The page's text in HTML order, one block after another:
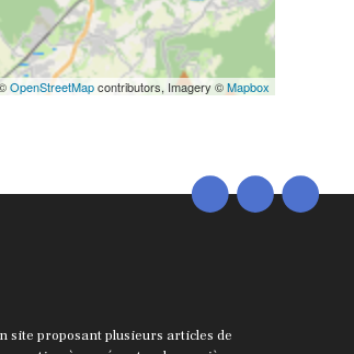
OpenStreetMapcontributors, Imagery ©Mapbox
site proposant plusieurs articles de